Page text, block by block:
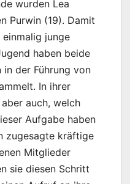
wurden Lea
Purwin (19). Damit
einmalig junge
haben beide
in der Führung von
In ihrer
auch, welch
Aufgabe haben
zugesagte kräftige
Mitglieder
sie diesen Schritt